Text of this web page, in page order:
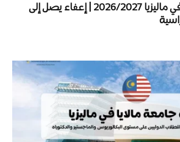
منحة جامعة تايلور في ماليزيا 2026/2027 | إعفاء يصل إلى